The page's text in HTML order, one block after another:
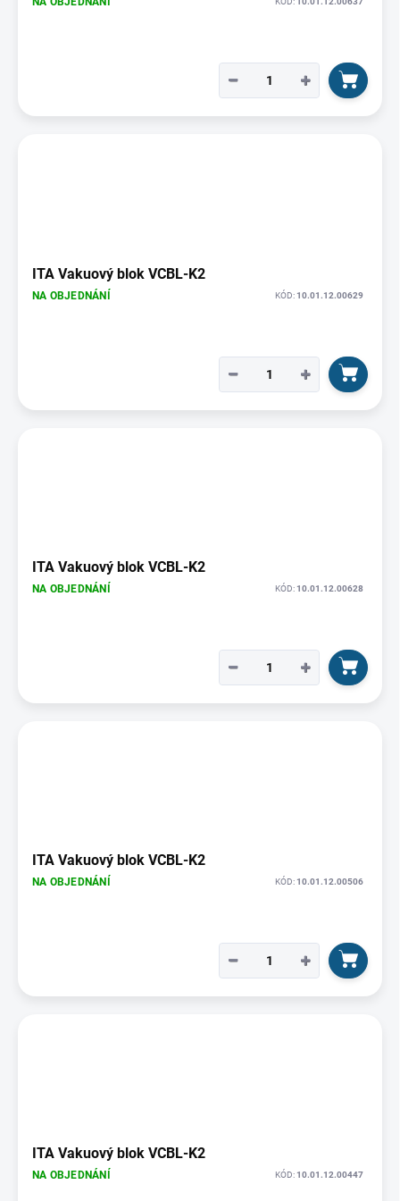
+
−
ITA Vakuový blok VCBL-K2
NA OBJEDNÁNÍ KÓD:10.01.12.00629
+
−
ITA Vakuový blok VCBL-K2
NA OBJEDNÁNÍ KÓD:10.01.12.00628
+
−
ITA Vakuový blok VCBL-K2
NA OBJEDNÁNÍ KÓD:10.01.12.00506
+
−
ITA Vakuový blok VCBL-K2
NA OBJEDNÁNÍ KÓD:10.01.12.00447